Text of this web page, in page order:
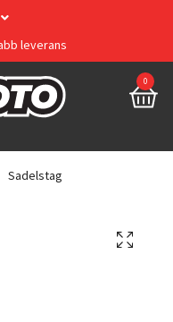
leverans
0
Sadelstag